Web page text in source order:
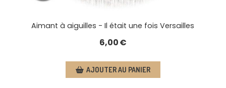
Aimant à aiguilles - Il était une fois Versailles
6,00€
AJOUTER AU PANIER